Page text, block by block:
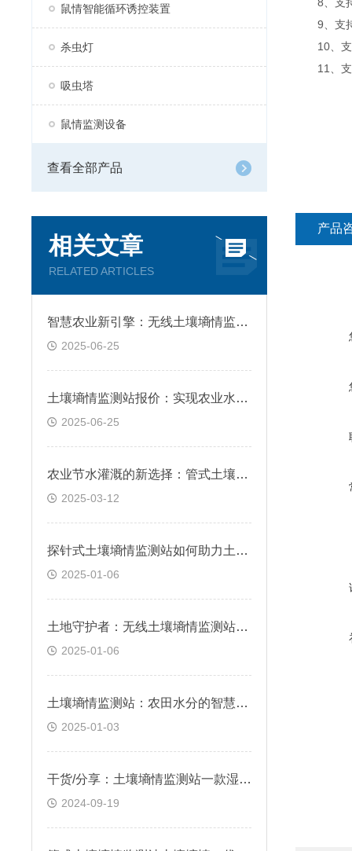
鼠情智能循环诱控装置
杀虫灯
吸虫塔
鼠情监测设备
查看全部产品
相关文章
RELATED ARTICLES
智慧农业新引擎：无线土壤墒情监测站
2025-06-25
土壤墒情监测站报价：实现农业水资源高效利用
2025-06-25
农业节水灌溉的新选择：管式土壤墒情监测站
2025-03-12
探针式土壤墒情监测站如何助力土壤管理？
2025-01-06
土地守护者：无线土壤墒情监测站介绍
2025-01-06
土壤墒情监测站：农田水分的智慧守护者
2025-01-03
干货/分享：土壤墒情监测站一款湿润土壤，农田里的“气象站“
2024-09-19
9、支持
10、支
11、支
产品